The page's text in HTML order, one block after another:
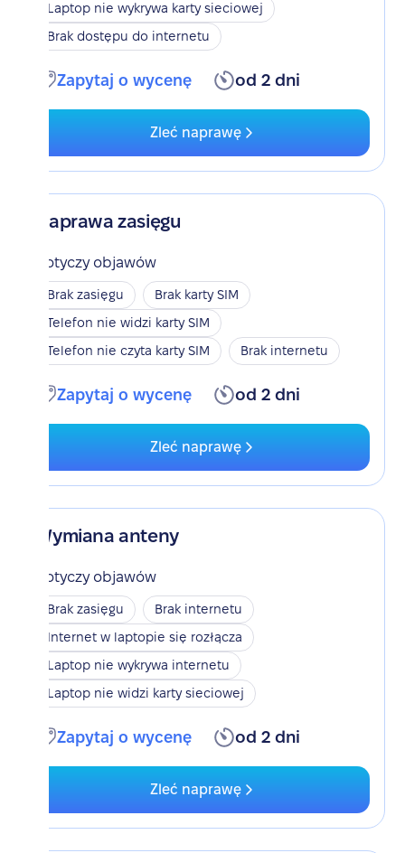
Laptop nie wykrywa karty sieciowej
Brak dostępu do internetu
Zapytaj o wycenę od 2 dni
Zleć naprawę
Naprawa zasięgu
Dotyczy objawów
Brak zasięgu
Brak karty SIM
Telefon nie widzi karty SIM
Telefon nie czyta karty SIM
Brak internetu
Zapytaj o wycenę od 2 dni
Zleć naprawę
Wymiana anteny
Dotyczy objawów
Brak zasięgu
Brak internetu
Internet w laptopie się rozłącza
Laptop nie wykrywa internetu
Laptop nie widzi karty sieciowej
Zapytaj o wycenę od 2 dni
Zleć naprawę